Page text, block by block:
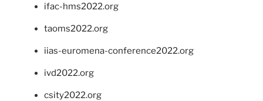
ifac-hms2022.org
taoms2022.org
iias-euromena-conference2022.org
ivd2022.org
csity2022.org